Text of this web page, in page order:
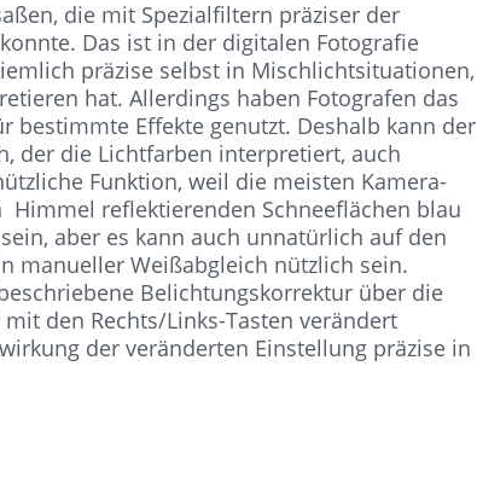
die mit Spezialfiltern präziser der
Das ist in der digitalen Fotografie
präzise selbst in Mischlichtsituationen,
hat. Allerdings haben Fotografen das
bestimmte Effekte genutzt. Deshalb kann der
der die Lichtfarben interpretiert, auch
Funktion, weil die meisten Kamera-
reflektierenden Schneeflächen blau
aber es kann auch unnatürlich auf den
manueller Weißabgleich nützlich sein.
Belichtungskorrektur über die
den Rechts/Links-Tasten verändert
der veränderten Einstellung präzise in